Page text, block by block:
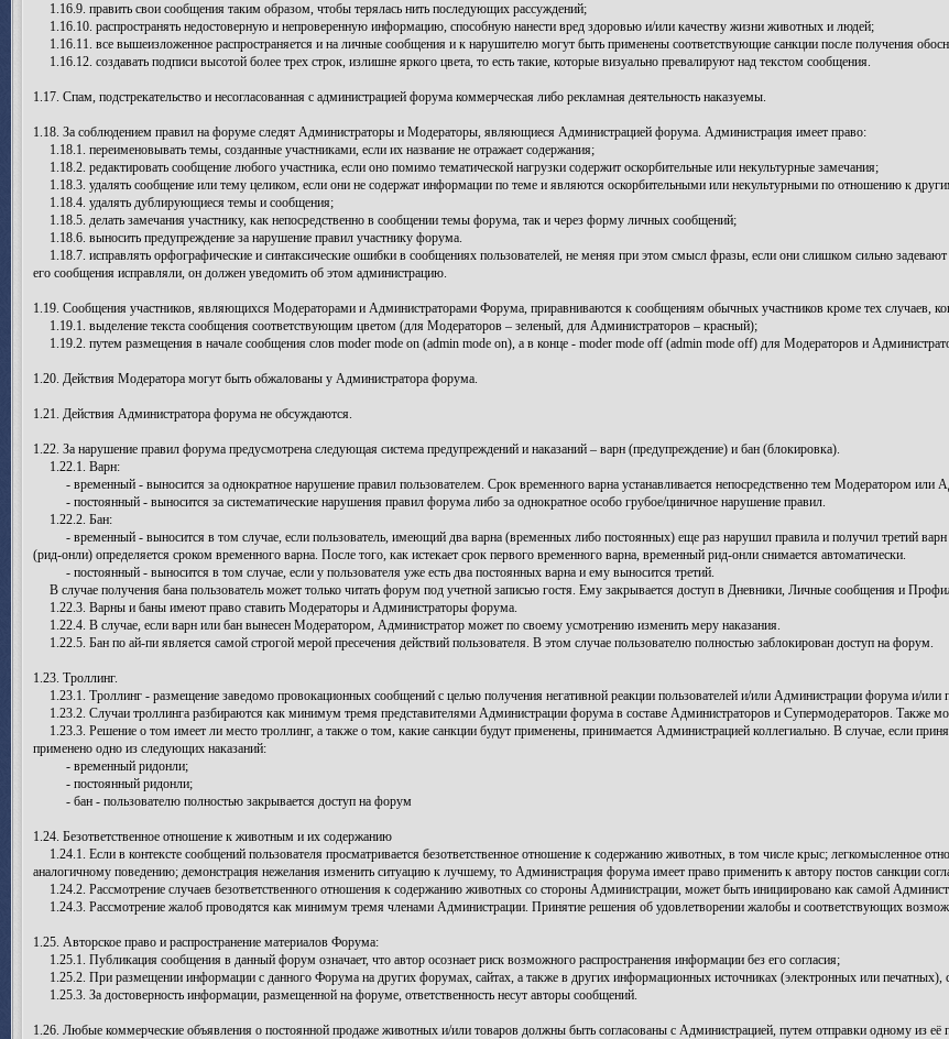
1.16.9. править свои сообщения таким образом, чтобы терялась нить последующих рассуждений;
1.16.10. распространять недостоверную и непроверенную информацию, способную нанести вред здоровью и/или качеству жизни животных и людей;
1.16.11. все вышеизложенное распространяется и на личные сообщения и к нарушителю могут быть применены соответствующие санкции после получения
1.16.12. создавать подписи высотой более трех строк, излишне яркого цвета, то есть такие, которые визуально превалируют над текстом сообщения.
1.17. Спам, подстрекательство и несогласованная с администрацией форума коммерческая либо рекламная деятельность наказуемы.
1.18. За соблюдением правил на форуме следят Администраторы и Модераторы, являющиеся Администрацией форума. Администрация имеет право:
1.18.1. переименовывать темы, созданные участниками, если их название не отражает содержания;
1.18.2. редактировать сообщение любого участника, если оно помимо тематической нагрузки содержит оскорбительные или некультурные замечания;
1.18.3. удалять сообщение или тему целиком, если они не содержат информации по теме и являются оскорбительными или некультурными по отношению к
1.18.4. удалять дублирующиеся темы и сообщения;
1.18.5. делать замечания участнику, как непосредственно в сообщении темы форума, так и через форму личных сообщений;
1.18.6. выносить предупреждение за нарушение правил участнику форума.
1.18.7. исправлять орфографические и синтаксические ошибки в сообщениях пользователей, не меняя при этом смысл фразы, если они слишком сильно задевают
его сообщения исправляли, он должен уведомить об этом администрацию.
1.19. Сообщения участников, являющихся Модераторами и Администраторами Форума, приравниваются к сообщениям обычных участников кроме тех случаев,
1.19.1. выделение текста сообщения соответствующим цветом (для Модераторов – зеленый, для Администраторов – красный);
1.19.2. путем размещения в начале сообщения слов moder mode on (admin mode on), а в конце - moder mode off (admin mode off) для Модераторов и
1.20. Действия Модератора могут быть обжалованы у Администратора форума.
1.21. Действия Администратора форума не обсуждаются.
1.22. За нарушение правил форума предусмотрена следующая система предупреждений и наказаний – варн (предупреждение) и бан (блокировка).
1.22.1. Варн:
- временный - выносится за однократное нарушение правил пользователем. Срок временного варна устанавливается непосредственно тем Модератором или
- постоянный - выносится за систематические нарушения правил форума либо за однократное особо грубое/циничное нарушение правил.
1.22.2. Бан:
- временный - выносится в том случае, если пользователь, имеющий два варна (временных либо постоянных) еще раз нарушил правила и получил третий
(рид-онли) определяется сроком временного варна. После того, как истекает срок первого временного варна, временный рид-онли снимается автоматически.
- постоянный - выносится в том случае, если у пользователя уже есть два постоянных варна и ему выносится третий.
В случае получения бана пользователь может только читать форум под учетной записью гостя. Ему закрывается доступ в Дневники, Личные сообщения и
1.22.3. Варны и баны имеют право ставить Модераторы и Администраторы форума.
1.22.4. В случае, если варн или бан вынесен Модератором, Администратор может по своему усмотрению изменить меру наказания.
1.22.5. Бан по ай-пи является самой строгой мерой пресечения действий пользователя. В этом случае пользователю полностью заблокирован доступ на форум.
1.23. Троллинг.
1.23.1. Троллинг - размещение заведомо провокационных сообщений с целью получения негативной реакции пользователей и/или Администрации форума и/или
1.23.2. Случаи троллинга разбираются как минимум тремя представителями Администрации форума в составе Администраторов и Супермодераторов. Также
1.23.3. Решение о том имеет ли место троллинг, а также о том, какие санкции будут применены, принимается Администрацией коллегиально. В случае, если
применено одно из следующих наказаний:
- временный ридонли;
- постоянный ридонли;
- бан - пользователю полностью закрывается доступ на форум
1.24. Безответственное отношение к животным и их содержанию
1.24.1. Если в контексте сообщений пользователя просматривается безответственное отношение к содержанию животных, в том числе крыс; легкомысленное
аналогичному поведению; демонстрация нежелания изменить ситуацию к лучшему, то Администрация форума имеет право применить к автору постов санкции
1.24.2. Рассмотрение случаев безответственного отношения к содержанию животных со стороны Администрации, может быть инициировано как самой
1.24.3. Рассмотрение жалоб проводятся как минимум тремя членами Администрации. Принятие решения об удовлетворении жалобы и соответствующих
1.25. Авторское право и распространение материалов Форума:
1.25.1. Публикация сообщения в данный форум означает, что автор осознает риск возможного распространения информации без его согласия;
1.25.2. При размещении информации с данного Форума на других форумах, сайтах, а также в других информационных источниках (электронных или печатных),
1.25.3. За достоверность информации, размещенной на форуме, ответственность несут авторы сообщений.
1.26. Любые коммерческие объявления о постоянной продаже животных и/или товаров должны быть согласованы с Администрацией, путем отправки одному из её